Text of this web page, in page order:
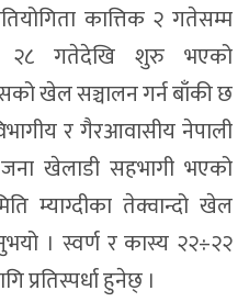
कात्तिक २ गतेसम्म
२८ गतेदेखि शुरु भएको
खेल सञ्चालन गर्न बाँकी छ
र गैरआवासीय नेपाली
खेलाडी सहभागी भएको
म्याग्दीका तेक्वान्दो खेल
। स्वर्ण र कास्य २२÷२२
हुनेछ् ।